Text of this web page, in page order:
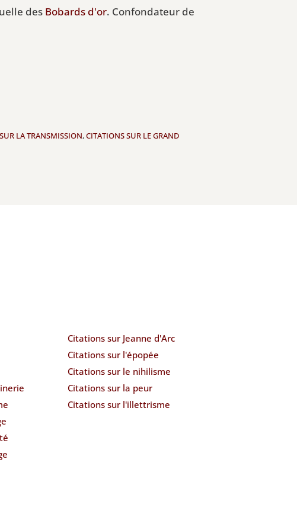
des Bobards d'or. Confondateur de
LA TRANSMISSION,CITATIONS SUR LE GRAND
Citations sur Jeanne d'Arc
Citations sur l'épopée
Citations sur le nihilisme
Citations sur la peur
Citations sur l'illettrisme